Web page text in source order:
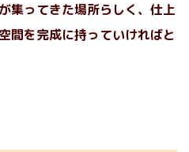
集ってきた場所らしく、仕上
間を完成に持っていければと